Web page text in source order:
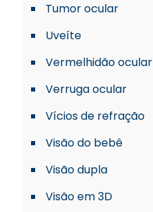
Tumor ocular
Uveíte
Vermelhidão ocular
Verruga ocular
Vícios de refração
Visão do bebê
Visão dupla
Visão em 3D